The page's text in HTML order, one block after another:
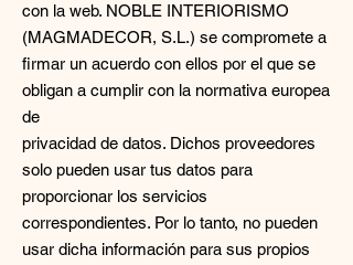
con la web. NOBLE INTERIORISMO
(MAGMADECOR, S.L.) se compromete a
firmar un acuerdo con ellos por el que se
obligan a cumplir con la normativa europea
de
privacidad de datos. Dichos proveedores
solo pueden usar tus datos para
proporcionar los servicios
correspondientes. Por lo tanto, no pueden
usar dicha información para sus propios